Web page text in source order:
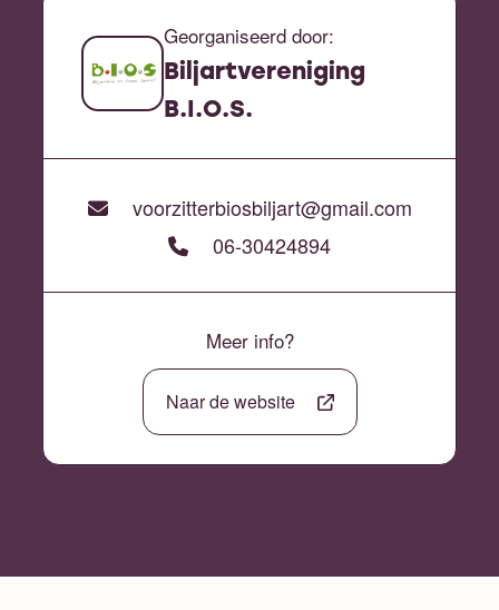
Georganiseerd door:
Biljartvereniging
B.I.O.S.
voorzitterbiosbiljart@gmail.com
06-30424894
Meer info?
Naar de website